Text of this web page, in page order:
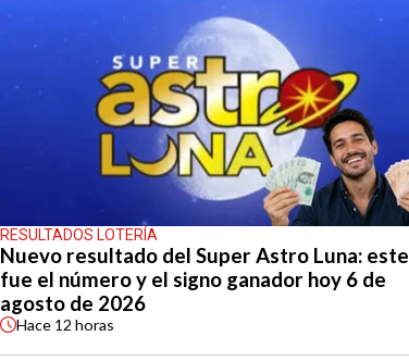
RESULTADOS LOTERÍA
Nuevo resultado del Super Astro Luna: este
fue el número y el signo ganador hoy 6 de
agosto de 2026
Hace 12 horas